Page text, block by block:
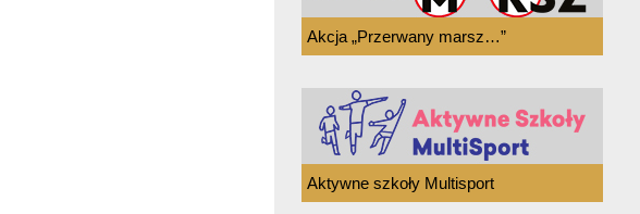
Akcja „Przerwany marsz…”
Aktywne szkoły Multisport